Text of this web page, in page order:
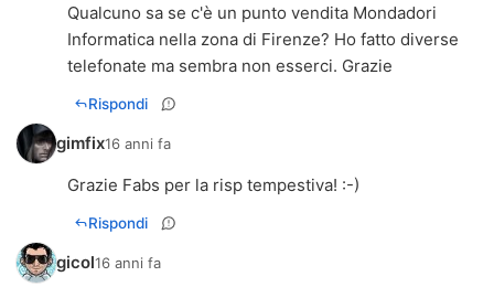
Qualcuno sa se c'è un punto vendita Mondadori
Informatica nella zona di Firenze? Ho fatto diverse
telefonate ma sembra non esserci. Grazie
Rispondi
gimfix16 anni fa
Grazie Fabs per la risp tempestiva! :-)
Rispondi
gicol16 anni fa